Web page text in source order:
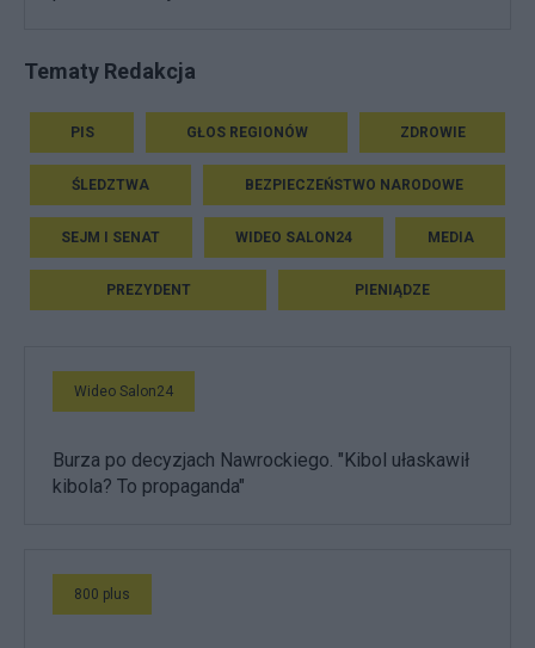
Tematy Redakcja
PIS GŁOS REGIONÓW ZDROWIE
ŚLEDZTWA BEZPIECZEŃSTWO NARODOWE
SEJM I SENAT WIDEO SALON24 MEDIA
PREZYDENT PIENIĄDZE
Wideo Salon24
Burza po decyzjach Nawrockiego. "Kibol ułaskawił
kibola? To propaganda"
800 plus